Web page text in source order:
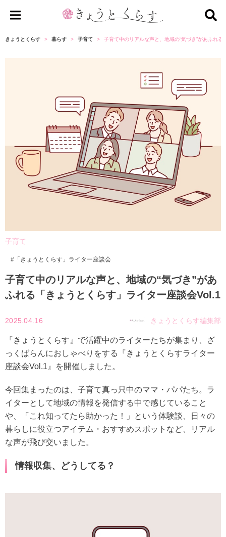
ょ
す
きょうとくらす 暮らす 子育て 子育て中のリアルな声と、地域の“気づき”があふれ
子育て
「きょうとくらす」ライター座談会
子育て中のリアルな声と、地域の“気づき”があ
ふれる「きょうとくらす」ライター座談会Vol.1
2025.04.16 きょうとくらす編集部
『きょうとくらす』で活躍中のライターたちが集まり、ざ
っくばらんにおしゃべりをする『きょうとくらすライター
座談会Vol.1』を開催しました。
今回集まったのは、子育て真っ只中のママ・パパたち。ラ
イターとして地域の情報を発信する中で感じていること
や、「これ知ってたら助かった！」という体験談、日々の
暮らしに役立つアイテム・おすすめスポットなど、リアル
な声が飛び交いました。
情報収集、どうしてる？